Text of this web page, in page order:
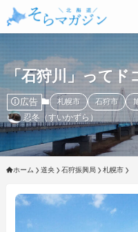
「石狩川」ってド
広告 札幌市 石狩市
忍冬（すいかずら）
ホーム 道央 石狩振興局 札幌市